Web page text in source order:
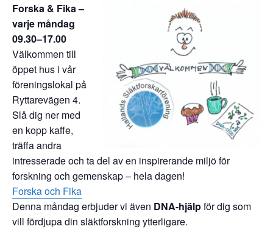
Forska & Fika –
varje måndag
09.30–17.00
Välkommen till
öppet hus i vår
föreningslokal på
Ryttarevägen 4.
Slå dig ner med
en kopp kaffe,
träffa andra
intresserade och ta del av en inspirerande miljö för
forskning och gemenskap – hela dagen!
Forska och Fika
Denna måndag erbjuder vi även DNA-hjälpför dig som
vill fördjupa din släktforskning ytterligare.